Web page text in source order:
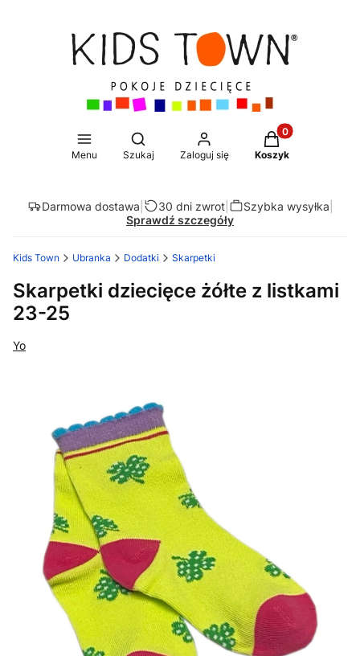
Menu
Otwórz wyszukiwarkę
Szukaj Zaloguj się
Produkty w
Koszyk
Darmowa dostawa 30 dni zwrot| Szybka wysyłka
Sprawdź szczegóły
Kids Town Ubranka Dodatki Skarpetki
Skarpetki dziecięce żółte z listkami
23-25
Yo